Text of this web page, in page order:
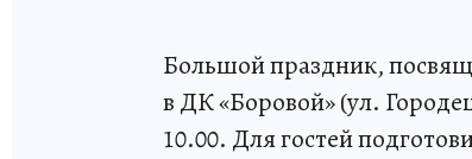
Большой праздник,
в ДК «Боровой» (ул.
10.00. Для гостей